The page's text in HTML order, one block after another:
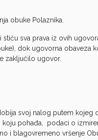
obuke Polaznika.
sva prava iz ovih
dok ugovorna obaveza
zaključilo ugovor.
svoj nalog putem kojeg
pohađa, podaci o
i blagovremeno vršenje